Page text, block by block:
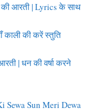
आरती | Lyrics के साथ
काली की करें स्तुति
| धन की वर्षा करने
Sun Meri Dewa